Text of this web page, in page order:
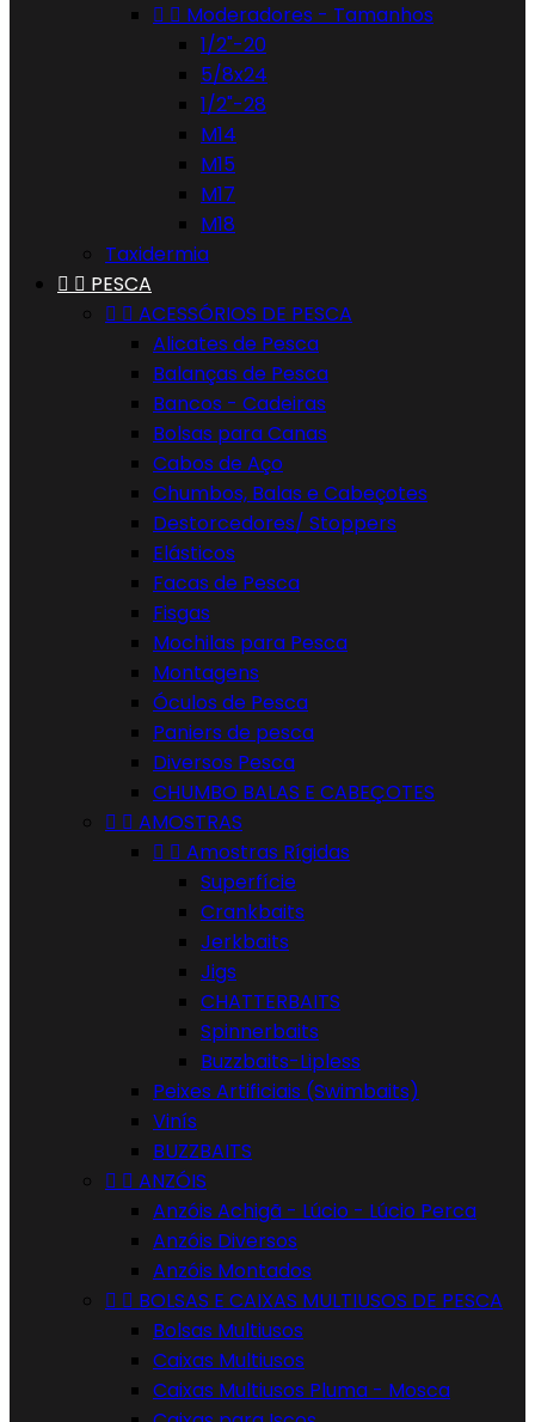
  Moderadores - Tamanhos
1/2"-20
5/8x24
1/2"-28
M14
M15
M17
M18
Taxidermia
  PESCA
  ACESSÓRIOS DE PESCA
Alicates de Pesca
Balanças de Pesca
Bancos - Cadeiras
Bolsas para Canas
Cabos de Aço
Chumbos, Balas e Cabeçotes
Destorcedores/ Stoppers
Elásticos
Facas de Pesca
Fisgas
Mochilas para Pesca
Montagens
Óculos de Pesca
Paniers de pesca
Diversos Pesca
CHUMBO BALAS E CABEÇOTES
  AMOSTRAS
  Amostras Rígidas
Superfície
Crankbaits
Jerkbaits
Jigs
CHATTERBAITS
Spinnerbaits
Buzzbaits-Lipless
Peixes Artificiais (Swimbaits)
Vinís
BUZZBAITS
  ANZÓIS
Anzóis Achigã - Lúcio - Lúcio Perca
Anzóis Diversos
Anzóis Montados
  BOLSAS E CAIXAS MULTIUSOS DE PESCA
Bolsas Multiusos
Caixas Multiusos
Caixas Multiusos Pluma - Mosca